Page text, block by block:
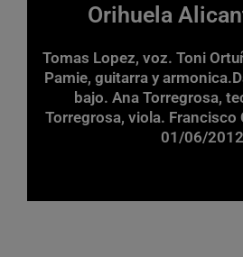
Orihuela
Tomas Lopez, voz. Toni
Pamie, guitarra y
bajo. Ana Torregrosa,
Torregrosa, viola. Francisco
01/06/2012